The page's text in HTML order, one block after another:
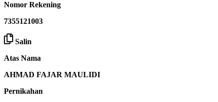
Nomor Rekening
7355121003
Salin
Atas Nama
AHMAD FAJAR MAULIDI
Pernikahan